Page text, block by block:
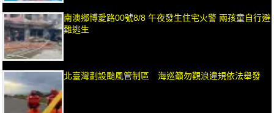
南澳鄉博愛路00號8/8 午夜發生住宅火警 兩孩童自行避
難逃生
北臺灣劃設颱風管制區 海巡籲勿觀浪違規依法舉發